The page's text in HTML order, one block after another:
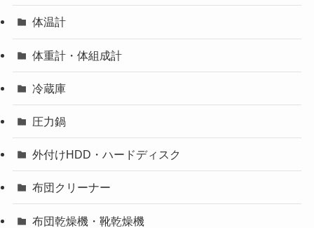
体温計
体重計・体組成計
冷蔵庫
圧力鍋
外付けHDD・ハードディスク
布団クリーナー
布団乾燥機・靴乾燥機